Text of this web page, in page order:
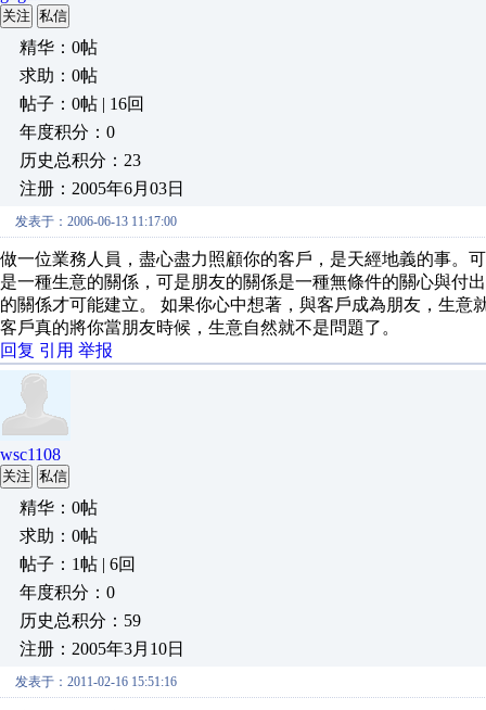
关注 私信
精华：0帖
求助：0帖
帖子：0帖 | 16回
年度积分：0
历史总积分：23
注册：2005年6月03日
发表于：2006-06-13 11:17:00
做一位業務人員，盡心盡力照顧你的客戶，是天經地義的事。
是一種生意的關係，可是朋友的關係是一種無條件的關心與付
的關係才可能建立。 如果你心中想著，與客戶成為朋友，生
客戶真的將你當朋友時候，生意自然就不是問題了。
回复 引用 举报
wsc1108
关注 私信
精华：0帖
求助：0帖
帖子：1帖 | 6回
年度积分：0
历史总积分：59
注册：2005年3月10日
发表于：2011-02-16 15:51:16